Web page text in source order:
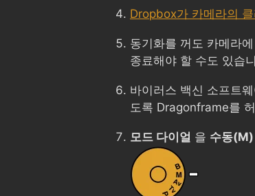
Dropbox가 카메라의
동기화를 꺼도 카메라
종료해야 할 수도 있습
바이러스 백신 소프트
도록 Dragonframe를
모드 다이얼 을 수동(M)